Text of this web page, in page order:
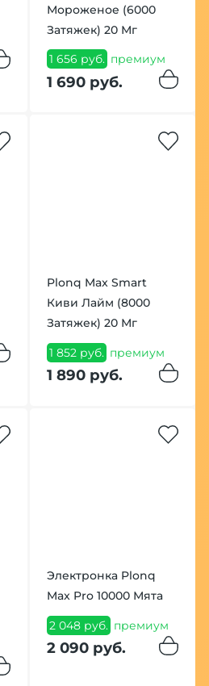
Мороженое (6000
Затяжек) 20 Мг
1 656 руб. премиум
1 690 руб.
Plonq Max Smart
Киви Лайм (8000
Затяжек) 20 Мг
1 852 руб. премиум
1 890 руб.
Электронка Plonq
Max Pro 10000 Мята
2 048 руб. премиум
2 090 руб.